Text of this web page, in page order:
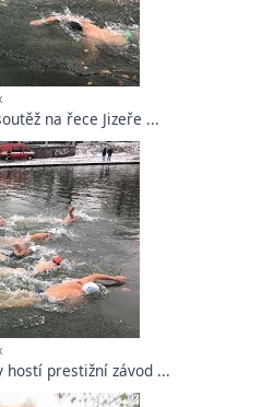
na řece Jizeře ...
prestižní závod ...